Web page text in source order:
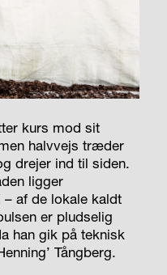
kurs mod sit
halvvejs træder
drejer ind til siden.
ligger
– af de lokale kaldt
er pludselig
han gik på teknisk
Tångberg.